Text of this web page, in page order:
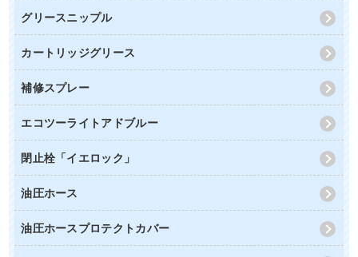
グリースニップル
カートリッジグリース
補修スプレー
エコツーライトアドブルー
閉止栓「イエロック」
油圧ホース
油圧ホースプロテクトカバー